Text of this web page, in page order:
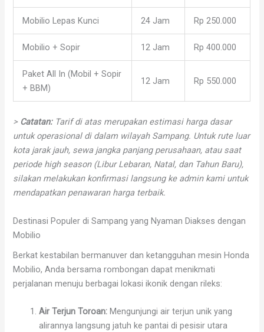
Mobilio Lepas Kunci 24 Jam Rp 250.000
Mobilio + Sopir 12 Jam Rp 400.000
Paket All In (Mobil + Sopir
+ BBM)
12 Jam Rp 550.000
> Catatan:Tarif di atas merupakan estimasi harga dasar
untuk operasional di dalam wilayah Sampang. Untuk rute luar
kota jarak jauh, sewa jangka panjang perusahaan, atau saat
periode high season (Libur Lebaran, Natal, dan Tahun Baru),
silakan melakukan konfirmasi langsung ke admin kami untuk
mendapatkan penawaran harga terbaik.
Destinasi Populer di Sampang yang Nyaman Diakses dengan
Mobilio
Berkat kestabilan bermanuver dan ketangguhan mesin Honda
Mobilio, Anda bersama rombongan dapat menikmati
perjalanan menuju berbagai lokasi ikonik dengan rileks:
Air Terjun Toroan: Mengunjungi air terjun unik yang
alirannya langsung jatuh ke pantai di pesisir utara